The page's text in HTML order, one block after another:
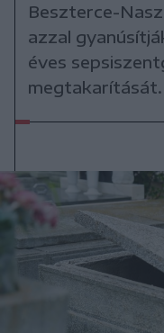
Beszterce-
azzal
éves
megtakarítását.